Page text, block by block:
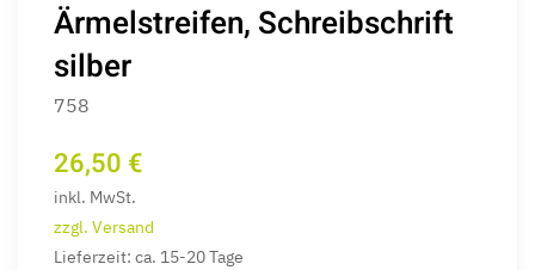
Ärmelstreifen, Schreibschrift
silber
758
26,50 €
inkl. MwSt.
zzgl. Versand
Lieferzeit: ca. 15-20 Tage